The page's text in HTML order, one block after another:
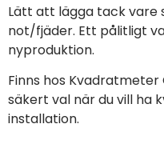
Lätt att lägga tack vare
not/fjäder. Ett pålitligt
nyproduktion.
Finns hos
säkert val när du vill ha
installation.